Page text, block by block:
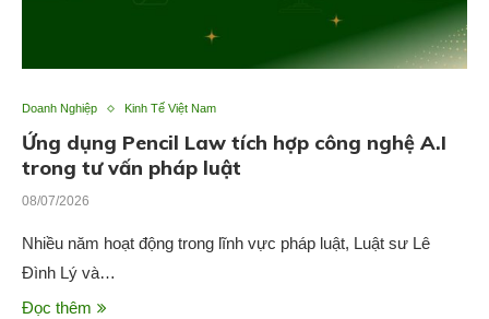
Doanh Nghiệp Kinh Tế Việt Nam
Ứng dụng Pencil Law tích hợp công nghệ A.I
trong tư vấn pháp luật
08/07/2026
Nhiều năm hoạt động trong lĩnh vực pháp luật, Luật sư Lê
Đình Lý và…
Đọc thêm